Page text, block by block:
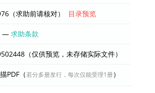
（求助前请核对） 目录预览
—求助条款
（仅供预览，未存储实际文件）
PDF（若分多册发行，每次仅能受理1册）